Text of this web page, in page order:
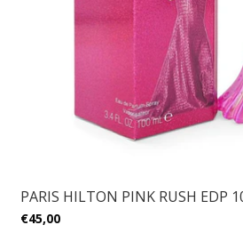
PARIS HILTON PINK RUSH EDP
€45,00